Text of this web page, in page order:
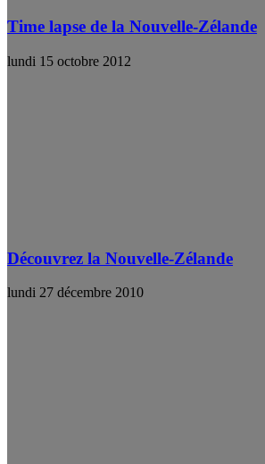
Time lapse de la Nouvelle-Zélande
lundi 15 octobre 2012
Découvrez la Nouvelle-Zélande
lundi 27 décembre 2010